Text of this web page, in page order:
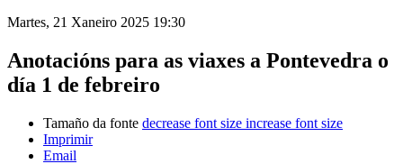
Martes, 21 Xaneiro 2025 19:30
Anotacións para as viaxes a Pontevedra o
día 1 de febreiro
Tamaño da fonte decrease font size increase font size
Imprimir
Email